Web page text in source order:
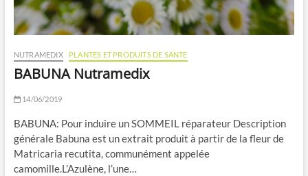
NUTRAMEDIX PLANTES ET PRODUITS DE SANTE
BABUNA Nutramedix
14/06/2019
BABUNA: Pour induire un SOMMEIL réparateur Description
générale Babuna est un extrait produit à partir de la fleur de
Matricaria recutita, communément appelée
camomille.L’Azulène, l’une…